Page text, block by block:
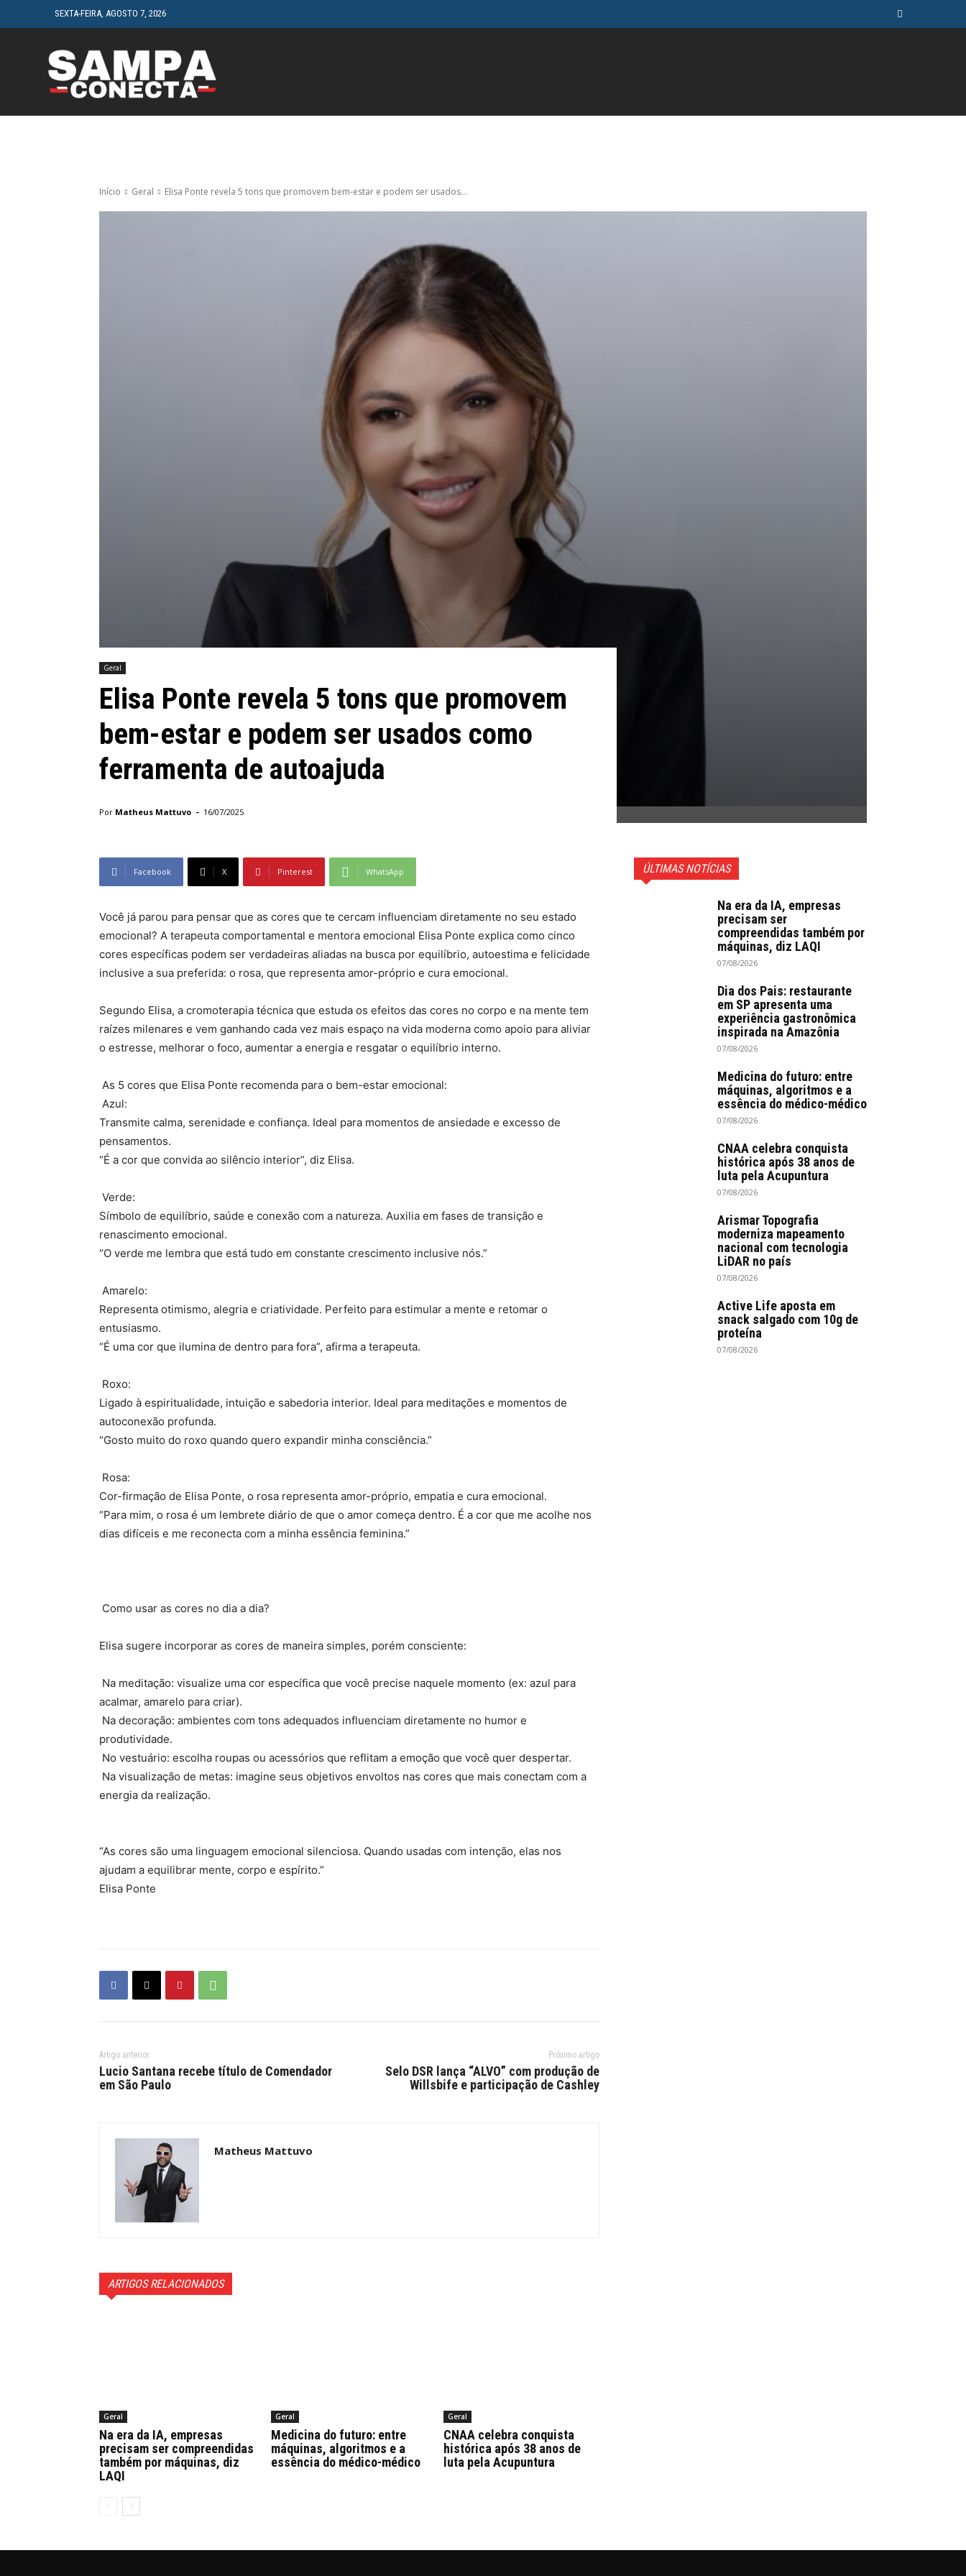
SEXTA-FEIRA, AGOSTO 7, 2026
Início Geral Elisa Ponte revela 5 tons que promovem bem-estar e podem ser usados...
Screenshot
Geral
Elisa Ponte revela 5 tons que promovem
bem-estar e podem ser usados como
ferramenta de autoajuda
Por Matheus Mattuvo - 16/07/2025
Facebook X Pinterest WhatsApp
Você já parou para pensar que as cores que te cercam influenciam diretamente no seu estado
emocional? A terapeuta comportamental e mentora emocional Elisa Ponte explica como cinco
cores específicas podem ser verdadeiras aliadas na busca por equilíbrio, autoestima e felicidade
inclusive a sua preferida: o rosa, que representa amor-próprio e cura emocional.
Segundo Elisa, a cromoterapia técnica que estuda os efeitos das cores no corpo e na mente tem
raízes milenares e vem ganhando cada vez mais espaço na vida moderna como apoio para aliviar
o estresse, melhorar o foco, aumentar a energia e resgatar o equilíbrio interno.
As 5 cores que Elisa Ponte recomenda para o bem-estar emocional:
Azul:
Transmite calma, serenidade e confiança. Ideal para momentos de ansiedade e excesso de
pensamentos.
“É a cor que convida ao silêncio interior”, diz Elisa.
Verde:
Símbolo de equilíbrio, saúde e conexão com a natureza. Auxilia em fases de transição e
renascimento emocional.
“O verde me lembra que está tudo em constante crescimento inclusive nós.”
Amarelo:
Representa otimismo, alegria e criatividade. Perfeito para estimular a mente e retomar o
entusiasmo.
“É uma cor que ilumina de dentro para fora”, afirma a terapeuta.
Roxo:
Ligado à espiritualidade, intuição e sabedoria interior. Ideal para meditações e momentos de
autoconexão profunda.
“Gosto muito do roxo quando quero expandir minha consciência.”
Rosa:
Cor-firmação de Elisa Ponte, o rosa representa amor-próprio, empatia e cura emocional.
“Para mim, o rosa é um lembrete diário de que o amor começa dentro. É a cor que me acolhe nos
dias difíceis e me reconecta com a minha essência feminina.”
Como usar as cores no dia a dia?
Elisa sugere incorporar as cores de maneira simples, porém consciente:
Na meditação: visualize uma cor específica que você precise naquele momento (ex: azul para
acalmar, amarelo para criar).
Na decoração: ambientes com tons adequados influenciam diretamente no humor e
produtividade.
No vestuário: escolha roupas ou acessórios que reflitam a emoção que você quer despertar.
Na visualização de metas: imagine seus objetivos envoltos nas cores que mais conectam com a
energia da realização.
“As cores são uma linguagem emocional silenciosa. Quando usadas com intenção, elas nos
ajudam a equilibrar mente, corpo e espírito.”
Elisa Ponte
Artigo anterior
Lucio Santana recebe título de Comendador
em São Paulo
Próximo artigo
Selo DSR lança “ALVO” com produção de
Willsbife e participação de Cashley
Matheus Mattuvo
ARTIGOS RELACIONADOS
Geral
Na era da IA, empresas
precisam ser compreendidas
também por máquinas, diz
LAQI
Geral
Medicina do futuro: entre
máquinas, algoritmos e a
essência do médico-médico
Geral
CNAA celebra conquista
histórica após 38 anos de
luta pela Acupuntura
ÚLTIMAS NOTÍCIAS
Na era da IA, empresas
precisam ser
compreendidas também por
máquinas, diz LAQI
07/08/2026
Dia dos Pais: restaurante
em SP apresenta uma
experiência gastronômica
inspirada na Amazônia
07/08/2026
Medicina do futuro: entre
máquinas, algoritmos e a
essência do médico-médico
07/08/2026
CNAA celebra conquista
histórica após 38 anos de
luta pela Acupuntura
07/08/2026
Arismar Topografia
moderniza mapeamento
nacional com tecnologia
LiDAR no país
07/08/2026
Active Life aposta em
snack salgado com 10g de
proteína
07/08/2026